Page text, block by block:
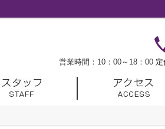
営業時間：10：00～18：00